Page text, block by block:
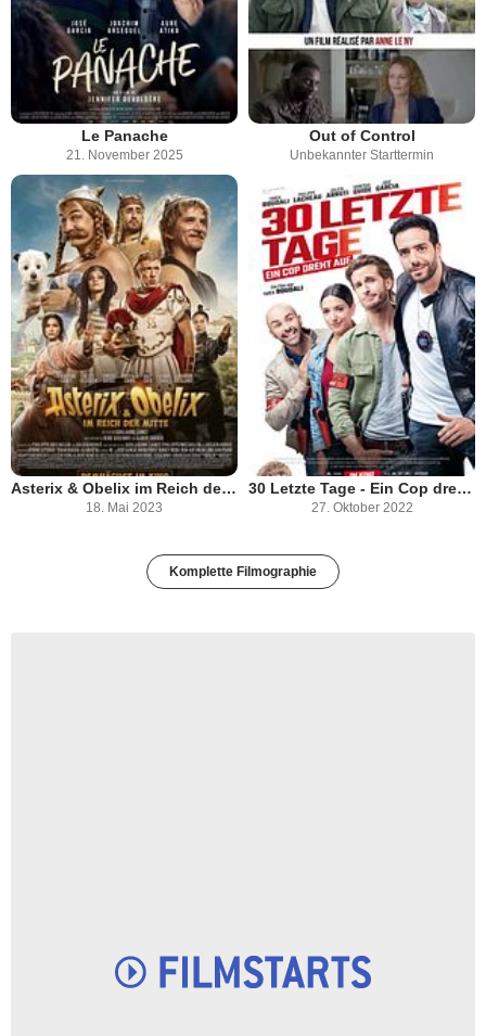
Le Panache
21. November 2025
Out of Control
Unbekannter Starttermin
Asterix & Obelix im Reich der Mitte
18. Mai 2023
30 Letzte Tage - Ein Cop dreht auf
27. Oktober 2022
Komplette Filmographie